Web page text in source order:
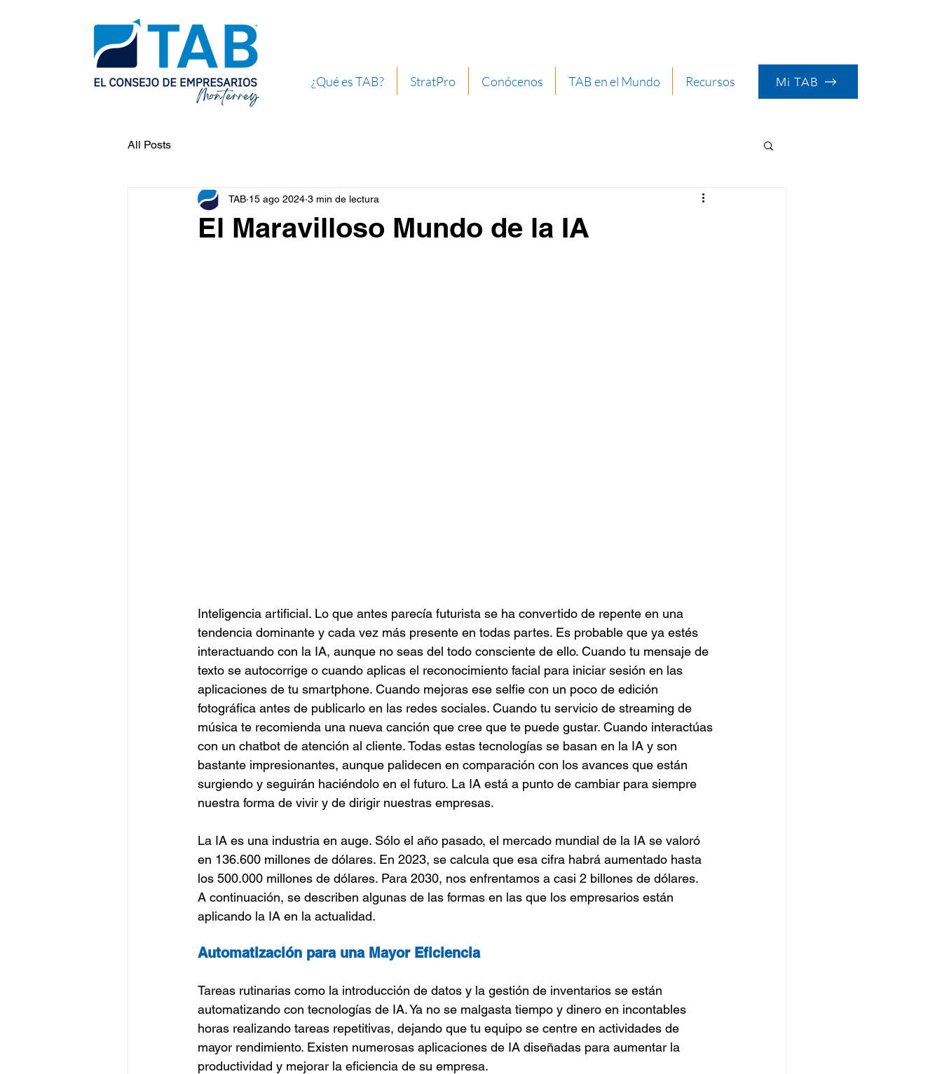
¿Qué es TAB? StratPro Conócenos TAB en el Mundo Recursos Mi TAB
All Posts
El Maravilloso Mundo de la IA
TAB 15 ago 2024 3 min de lectura
Inteligencia artificial. Lo que antes parecía futurista se ha convertido de repente en una
tendencia dominante y cada vez más presente en todas partes. Es probable que ya estés
interactuando con la IA, aunque no seas del todo consciente de ello. Cuando tu mensaje de
texto se autocorrige o cuando aplicas el reconocimiento facial para iniciar sesión en las
aplicaciones de tu smartphone. Cuando mejoras ese selfie con un poco de edición
fotográfica antes de publicarlo en las redes sociales. Cuando tu servicio de streaming de
música te recomienda una nueva canción que cree que te puede gustar. Cuando interactúas
con un chatbot de atención al cliente. Todas estas tecnologías se basan en la IA y son
bastante impresionantes, aunque palidecen en comparación con los avances que están
surgiendo y seguirán haciéndolo en el futuro. La IA está a punto de cambiar para siempre
nuestra forma de vivir y de dirigir nuestras empresas.
La IA es una industria en auge. Sólo el año pasado, el mercado mundial de la IA se valoró
en 136.600 millones de dólares. En 2023, se calcula que esa cifra habrá aumentado hasta
los 500.000 millones de dólares. Para 2030, nos enfrentamos a casi 2 billones de dólares.
A continuación, se describen algunas de las formas en las que los empresarios están
aplicando la IA en la actualidad.
Automatización para una Mayor Eficiencia
Tareas rutinarias como la introducción de datos y la gestión de inventarios se están
automatizando con tecnologías de IA. Ya no se malgasta tiempo y dinero en incontables
horas realizando tareas repetitivas, dejando que tu equipo se centre en actividades de
mayor rendimiento. Existen numerosas aplicaciones de IA diseñadas para aumentar la
productividad y mejorar la eficiencia de su empresa.